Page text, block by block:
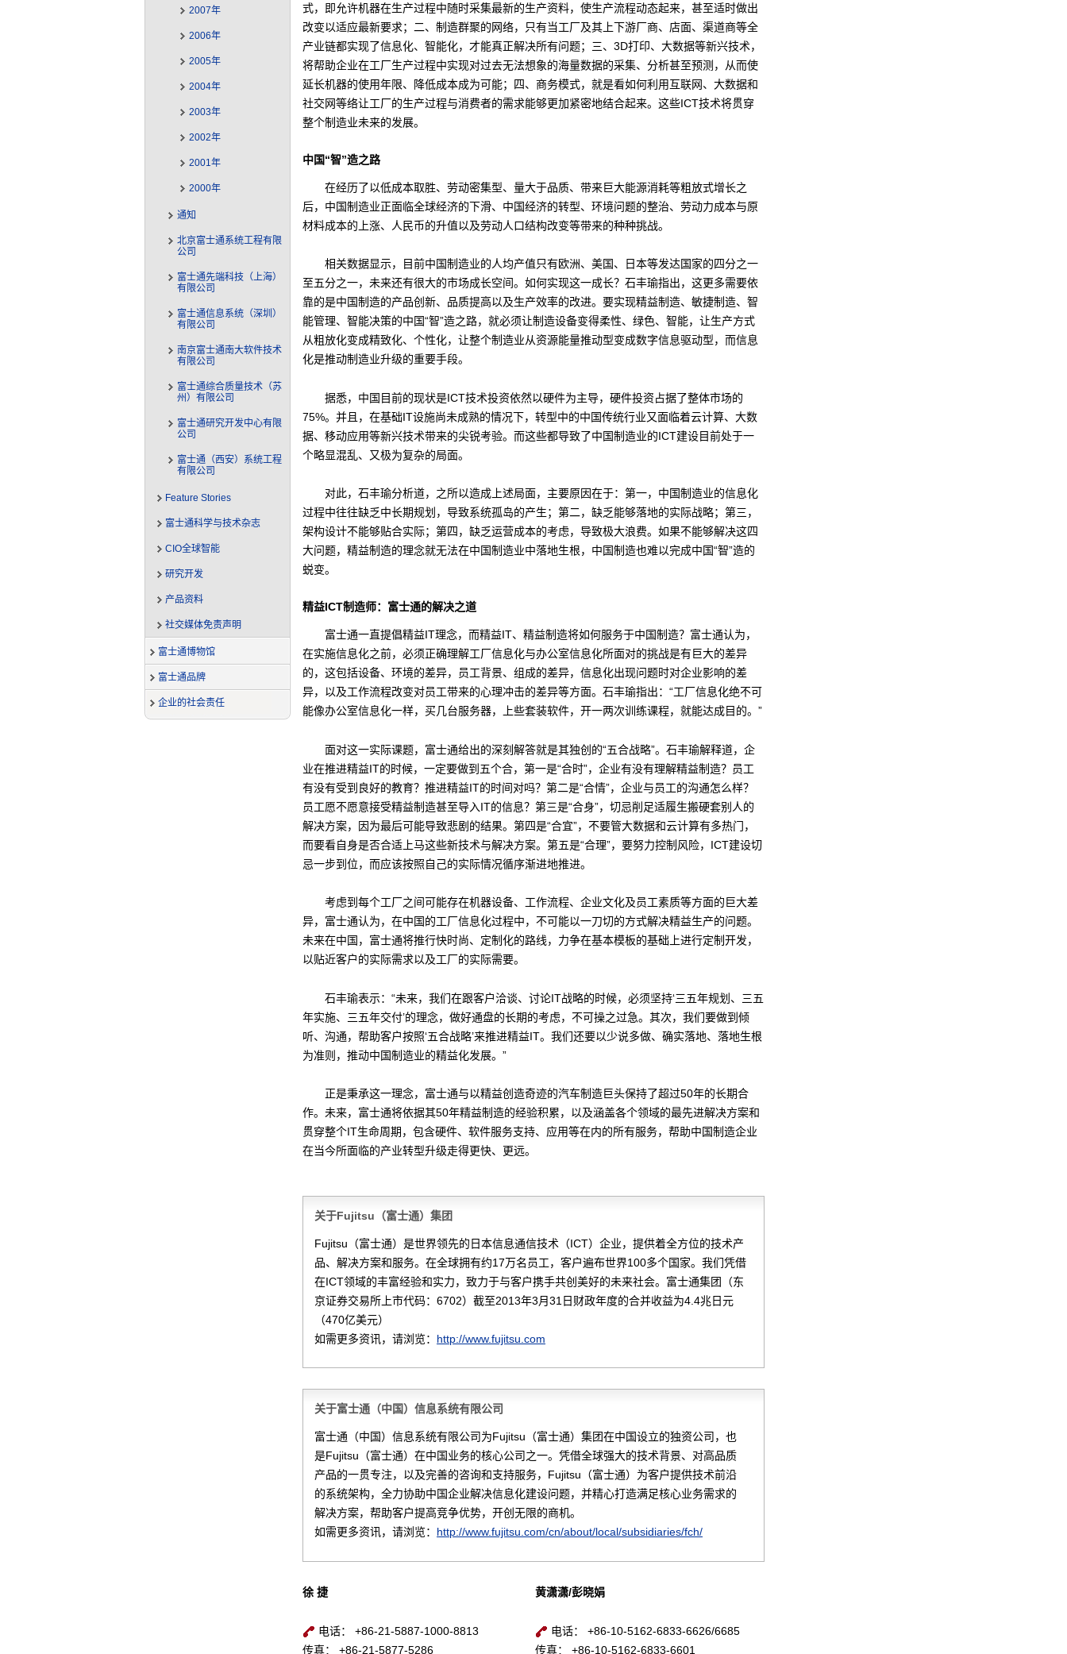
2007年
2006年
2005年
2004年
2003年
2002年
2001年
2000年
通知
北京富士通系统工程有限
公司
富士通先端科技（上海）
有限公司
富士通信息系统（深圳）
有限公司
南京富士通南大软件技术
有限公司
富士通综合质量技术（苏
州）有限公司
富士通研究开发中心有限
公司
富士通（西安）系统工程
有限公司
Feature Stories
富士通科学与技术杂志
CIO全球智能
研究开发
产品资料
社交媒体免责声明
富士通博物馆
富士通品牌
企业的社会责任
式，即允许机器在生产过程中随时采集最新的生产资料，使生产流程动态起来，甚至适时做出
改变以适应最新要求；二、制造群聚的网络，只有当工厂及其上下游厂商、店面、渠道商等全
产业链都实现了信息化、智能化，才能真正解决所有问题；三、3D打印、大数据等新兴技术，
将帮助企业在工厂生产过程中实现对过去无法想象的海量数据的采集、分析甚至预测，从而使
延长机器的使用年限、降低成本成为可能；四、商务模式，就是看如何利用互联网、大数据和
社交网等络让工厂的生产过程与消费者的需求能够更加紧密地结合起来。这些ICT技术将贯穿
整个制造业未来的发展。
中国“智”造之路
在经历了以低成本取胜、劳动密集型、量大于品质、带来巨大能源消耗等粗放式增长之
后，中国制造业正面临全球经济的下滑、中国经济的转型、环境问题的整治、劳动力成本与原
材料成本的上涨、人民币的升值以及劳动人口结构改变等带来的种种挑战。
相关数据显示，目前中国制造业的人均产值只有欧洲、美国、日本等发达国家的四分之一
至五分之一，未来还有很大的市场成长空间。如何实现这一成长？石丰瑜指出，这更多需要依
靠的是中国制造的产品创新、品质提高以及生产效率的改进。要实现精益制造、敏捷制造、智
能管理、智能决策的中国“智”造之路，就必须让制造设备变得柔性、绿色、智能，让生产方式
从粗放化变成精致化、个性化，让整个制造业从资源能量推动型变成数字信息驱动型，而信息
化是推动制造业升级的重要手段。
据悉，中国目前的现状是ICT技术投资依然以硬件为主导，硬件投资占据了整体市场的
75%。并且，在基础IT设施尚未成熟的情况下，转型中的中国传统行业又面临着云计算、大数
据、移动应用等新兴技术带来的尖锐考验。而这些都导致了中国制造业的ICT建设目前处于一
个略显混乱、又极为复杂的局面。
对此，石丰瑜分析道，之所以造成上述局面，主要原因在于：第一，中国制造业的信息化
过程中往往缺乏中长期规划，导致系统孤岛的产生；第二，缺乏能够落地的实际战略；第三，
架构设计不能够贴合实际；第四，缺乏运营成本的考虑，导致极大浪费。如果不能够解决这四
大问题，精益制造的理念就无法在中国制造业中落地生根，中国制造也难以完成中国“智”造的
蜕变。
精益ICT制造师：富士通的解决之道
富士通一直提倡精益IT理念，而精益IT、精益制造将如何服务于中国制造？富士通认为，
在实施信息化之前，必须正确理解工厂信息化与办公室信息化所面对的挑战是有巨大的差异
的，这包括设备、环境的差异，员工背景、组成的差异，信息化出现问题时对企业影响的差
异，以及工作流程改变对员工带来的心理冲击的差异等方面。石丰瑜指出：“工厂信息化绝不可
能像办公室信息化一样，买几台服务器，上些套装软件，开一两次训练课程，就能达成目的。”
面对这一实际课题，富士通给出的深刻解答就是其独创的“五合战略”。石丰瑜解释道，企
业在推进精益IT的时候，一定要做到五个合，第一是“合时”，企业有没有理解精益制造？员工
有没有受到良好的教育？推进精益IT的时间对吗？第二是“合情”，企业与员工的沟通怎么样？
员工愿不愿意接受精益制造甚至导入IT的信息？第三是“合身”，切忌削足适履生搬硬套别人的
解决方案，因为最后可能导致悲剧的结果。第四是“合宜”，不要管大数据和云计算有多热门，
而要看自身是否合适上马这些新技术与解决方案。第五是“合理”，要努力控制风险，ICT建设切
忌一步到位，而应该按照自己的实际情况循序渐进地推进。
考虑到每个工厂之间可能存在机器设备、工作流程、企业文化及员工素质等方面的巨大差
异，富士通认为，在中国的工厂信息化过程中，不可能以一刀切的方式解决精益生产的问题。
未来在中国，富士通将推行快时尚、定制化的路线，力争在基本模板的基础上进行定制开发，
以贴近客户的实际需求以及工厂的实际需要。
石丰瑜表示：“未来，我们在跟客户洽谈、讨论IT战略的时候，必须坚持‘三五年规划、三五
年实施、三五年交付’的理念，做好通盘的长期的考虑，不可操之过急。其次，我们要做到倾
听、沟通，帮助客户按照‘五合战略’来推进精益IT。我们还要以少说多做、确实落地、落地生根
为准则，推动中国制造业的精益化发展。”
正是秉承这一理念，富士通与以精益创造奇迹的汽车制造巨头保持了超过50年的长期合
作。未来，富士通将依据其50年精益制造的经验积累，以及涵盖各个领域的最先进解决方案和
贯穿整个IT生命周期，包含硬件、软件服务支持、应用等在内的所有服务，帮助中国制造企业
在当今所面临的产业转型升级走得更快、更远。
关于Fujitsu（富士通）集团
Fujitsu（富士通）是世界领先的日本信息通信技术（ICT）企业，提供着全方位的技术产
品、解决方案和服务。在全球拥有约17万名员工，客户遍布世界100多个国家。我们凭借
在ICT领域的丰富经验和实力，致力于与客户携手共创美好的未来社会。富士通集团（东
京证券交易所上市代码：6702）截至2013年3月31日财政年度的合并收益为4.4兆日元
（470亿美元）
如需更多资讯，请浏览： http://www.fujitsu.com
关于富士通（中国）信息系统有限公司
富士通（中国）信息系统有限公司为Fujitsu（富士通）集团在中国设立的独资公司，也
是Fujitsu（富士通）在中国业务的核心公司之一。凭借全球强大的技术背景、对高品质
产品的一贯专注，以及完善的咨询和支持服务，Fujitsu（富士通）为客户提供技术前沿
的系统架构，全力协助中国企业解决信息化建设问题，并精心打造满足核心业务需求的
解决方案，帮助客户提高竞争优势，开创无限的商机。
如需更多资讯，请浏览： http://www.fujitsu.com/cn/about/local/subsidiaries/fch/
徐 捷
电话： +86-21-5887-1000-8813
传真： +86-21-5877-5286
黄潇潇/彭晓娟
电话： +86-10-5162-6833-6626/6685
传真： +86-10-5162-6833-6601